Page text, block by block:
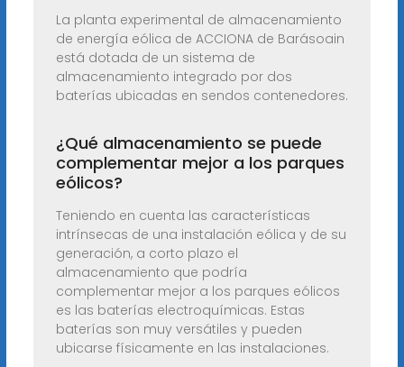
La planta experimental de almacenamiento
de energía eólica de ACCIONA de Barásoain
está dotada de un sistema de
almacenamiento integrado por dos
baterías ubicadas en sendos contenedores.
¿Qué almacenamiento se puede
complementar mejor a los parques
eólicos?
Teniendo en cuenta las características
intrínsecas de una instalación eólica y de su
generación, a corto plazo el
almacenamiento que podría
complementar mejor a los parques eólicos
es las baterías electroquímicas. Estas
baterías son muy versátiles y pueden
ubicarse físicamente en las instalaciones.